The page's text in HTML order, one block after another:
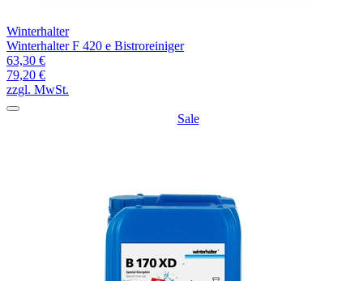
Winterhalter
Winterhalter F 420 e Bistroreiniger
63,30 €
79,20 €
zzgl. MwSt.
Sale